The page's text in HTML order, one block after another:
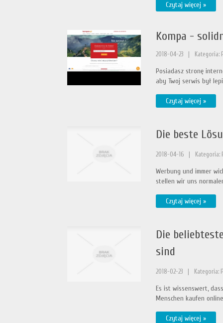
Czytaj więcej »
Kompa -
2018-04-23 Kategoria:
Posiadasz stronę
aby Twoj serwis był
Czytaj więcej »
Die beste
2018-04-16 Kategoria:
Werbung und immer
stellen wir uns
Czytaj więcej »
Die
sind
2018-02-23 Kategoria:
Es ist wissenswert,
Menschen kaufen
Czytaj więcej »